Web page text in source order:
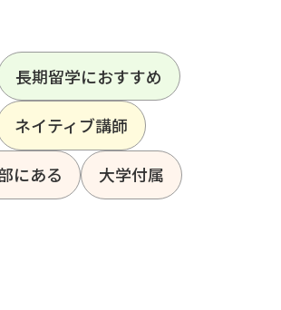
長期留学におすすめ
ネイティブ講師
にある 大学付属